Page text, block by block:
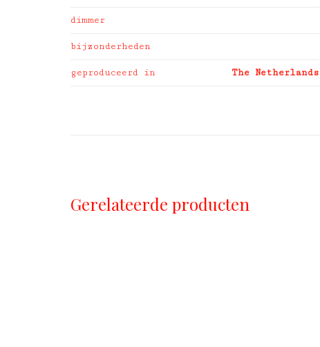
dimmer
bijzonderheden
geproduceerd in The Netherlands
Gerelateerde producten